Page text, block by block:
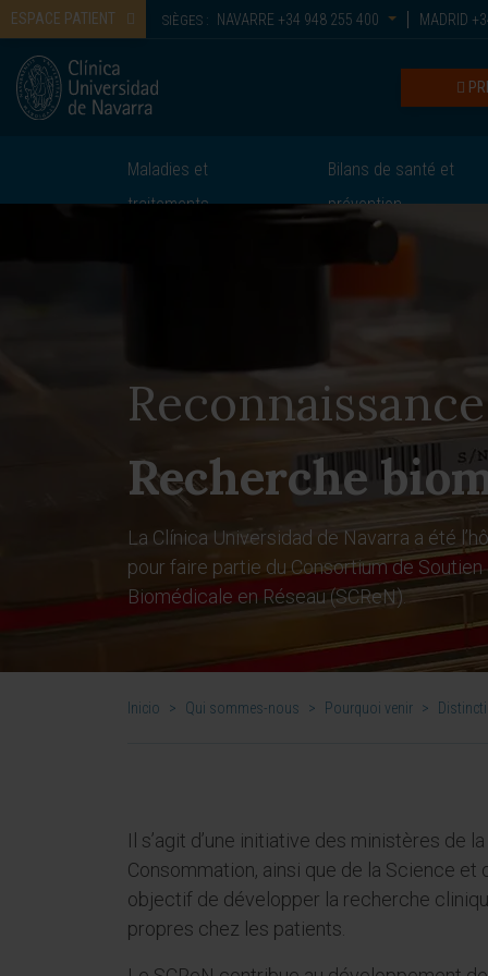
ESPACE PATIENT SIÈGES : NAVARRE +34 948 255 400 MADRID
Maladies et
traitements
Bilans de santé et
prévention
Reconnaissance
Recherche
La Clínica Universidad de Navarra a été
pour faire partie du Consortium de Soutien
Biomédicale en Réseau (SCReN).
Inicio > Qui sommes-nous > Pourquoi venir >
Il s’agit d’une initiative des ministères de
Consommation, ainsi que de la Science et
objectif de développer la recherche
propres chez les patients.